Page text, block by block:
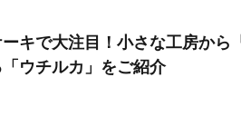
キで大注目！小さな工房から
ウチルカ」をご紹介